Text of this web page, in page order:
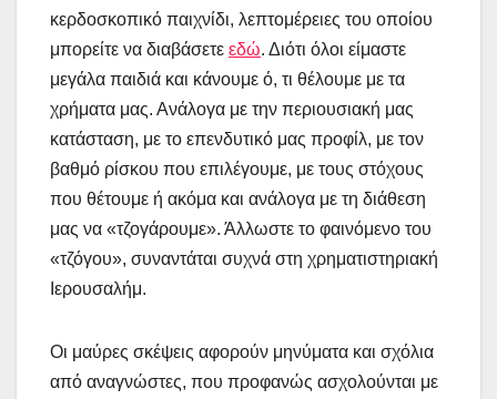
κερδοσκοπικό παιχνίδι, λεπτομέρειες του οποίου
μπορείτε να διαβάσετε εδώ. Διότι όλοι είμαστε
μεγάλα παιδιά και κάνουμε ό, τι θέλουμε με τα
χρήματα μας. Ανάλογα με την περιουσιακή μας
κατάσταση, με το επενδυτικό μας προφίλ, με τον
βαθμό ρίσκου που επιλέγουμε, με τους στόχους
που θέτουμε ή ακόμα και ανάλογα με τη διάθεση
μας να «τζογάρουμε». Άλλωστε το φαινόμενο του
«τζόγου», συναντάται συχνά στη χρηματιστηριακή
Ιερουσαλήμ.
Οι μαύρες σκέψεις αφορούν μηνύματα και σχόλια
από αναγνώστες, που προφανώς ασχολούνται με